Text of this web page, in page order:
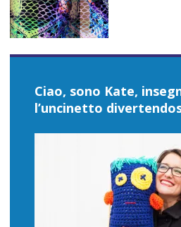
Ciao, sono Kate,
l’uncinetto